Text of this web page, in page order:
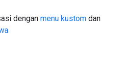
dengan menu kustom dan